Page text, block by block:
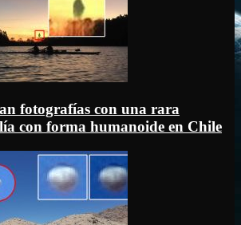
fotografías con una rara
con forma humanoide en Chile